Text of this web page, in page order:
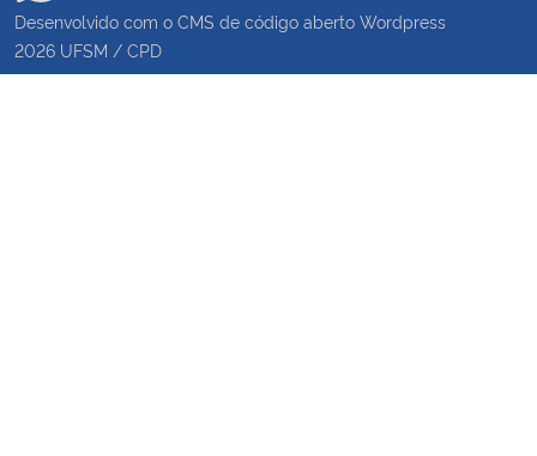
Desenvolvido com o CMS de código aberto Wordpress
2026 UFSM / CPD